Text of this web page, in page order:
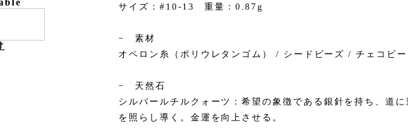
サイズ：#10-13 重量：0.87g
− 素材
オペロン糸（ポリウレタンゴム） / シードビーズ / チェコビー
− 天然石
シルバールチルクォーツ：希望の象徴である銀針を持ち、道に
を照らし導く。金運を向上させる。